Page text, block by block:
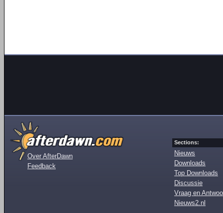
Over AfterDawn
Feedback
Sections:
Nieuws
Downloads
Top Downloads
Discussie
Vraag en
Nieuws2.nl